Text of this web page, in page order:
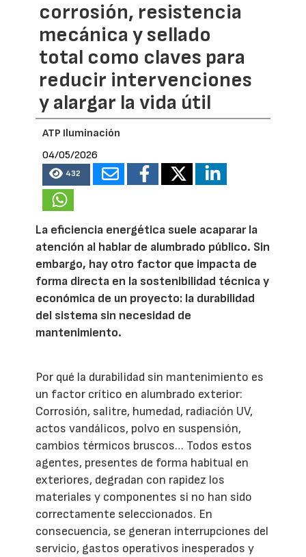
corrosión, resistencia
mecánica y sellado
total como claves para
reducir intervenciones
y alargar la vida útil
ATP Iluminación
04/05/2026
432
La eficiencia energética suele acaparar la
atención al hablar de alumbrado público. Sin
embargo, hay otro factor que impacta de
forma directa en la sostenibilidad técnica y
económica de un proyecto: la durabilidad
del sistema sin necesidad de
mantenimiento.
Por qué la durabilidad sin mantenimiento es
un factor crítico en alumbrado exterior:
Corrosión, salitre, humedad, radiación UV,
actos vandálicos, polvo en suspensión,
cambios térmicos bruscos… Todos estos
agentes, presentes de forma habitual en
exteriores, degradan con rapidez los
materiales y componentes si no han sido
correctamente seleccionados. En
consecuencia, se generan interrupciones del
servicio, gastos operativos inesperados y